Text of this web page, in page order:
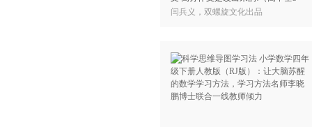
册）考试院重大课题组专家鼎力推荐
闫兵义，双螺旋文化出品